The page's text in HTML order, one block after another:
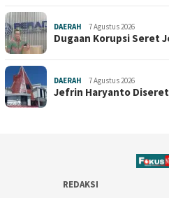
DAERAH 7 Agustus 2026
Dugaan Korupsi Seret
DAERAH 7 Agustus 2026
Jefrin Haryanto
REDAKSI